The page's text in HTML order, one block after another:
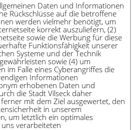
Daten und Informationen
Rückschlüsse auf die betroffene
werden vielmehr benötigt, um
korrekt auszuliefern, (2)
sowie die Werbung für diese
Funktionsfähigkeit unserer
Systeme und der Technik
sowie (4) um
im Falle eines Cyberangriffes die
Informationen
erhobenen Daten und
die Stadt Vilseck daher
mit dem Ziel ausgewertet, den
in unserem
um letztlich ein optimales
verarbeiteten